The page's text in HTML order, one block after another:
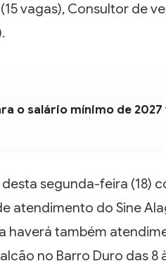
vagas), Consultor de
o salário mínimo de 2027
segunda-feira (18)
atendimento do Sine
haverá também
no Barro Duro das 8